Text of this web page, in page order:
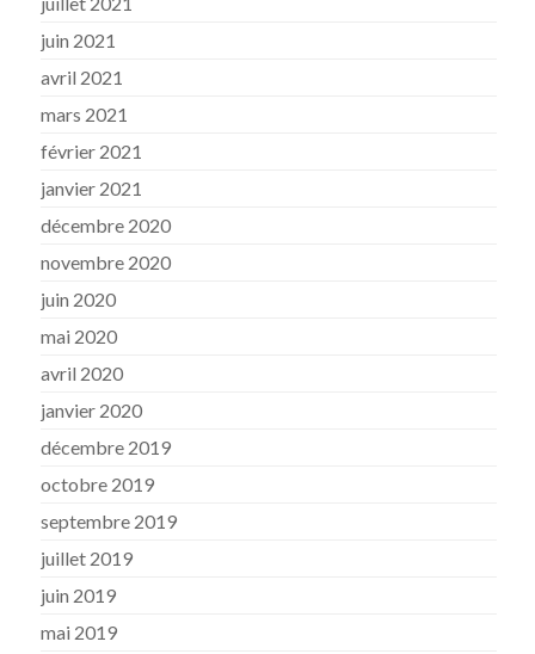
juin 2021
avril 2021
mars 2021
février 2021
janvier 2021
décembre 2020
novembre 2020
juin 2020
mai 2020
avril 2020
janvier 2020
décembre 2019
octobre 2019
septembre 2019
juillet 2019
juin 2019
mai 2019